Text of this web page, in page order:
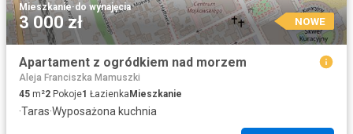
Mieszkanie·do wynajęcia
3 000 zł NOWE
Apartament z ogródkiem nad morzem
Aleja Franciszka Mamuszki
45 m²2 Pokoje1 ŁazienkaMieszkanie
·Taras·Wyposażona kuchnia